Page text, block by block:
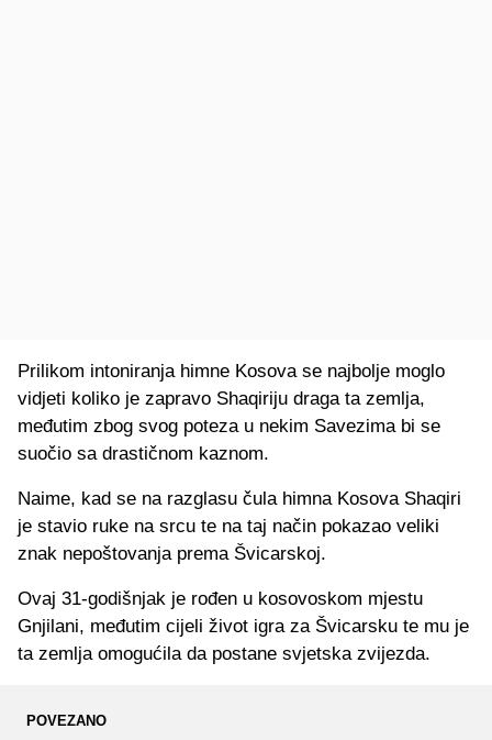
Prilikom intoniranja himne Kosova se najbolje moglo
vidjeti koliko je zapravo Shaqiriju draga ta zemlja,
međutim zbog svog poteza u nekim Savezima bi se
suočio sa drastičnom kaznom.
Naime, kad se na razglasu čula himna Kosova Shaqiri
je stavio ruke na srcu te na taj način pokazao veliki
znak nepoštovanja prema Švicarskoj.
Ovaj 31-godišnjak je rođen u kosovoskom mjestu
Gnjilani, međutim cijeli život igra za Švicarsku te mu je
ta zemlja omogućila da postane svjetska zvijezda.
POVEZANO